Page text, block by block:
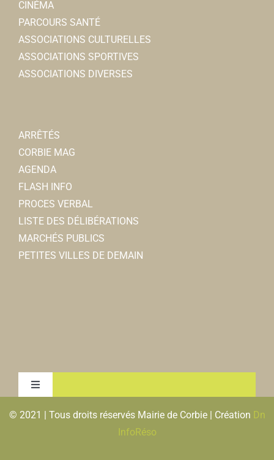
CINÉMA
PARCOURS SANTÉ
ASSOCIATIONS CULTURELLES
ASSOCIATIONS SPORTIVES
ASSOCIATIONS DIVERSES
ARRÊTÉS
CORBIE MAG
AGENDA
FLASH INFO
PROCES VERBAL
LISTE DES DÉLIBÉRATIONS
MARCHÉS PUBLICS
PETITES VILLES DE DEMAIN
Toggle
MENTIONS LEGALES & RGPD
© 2021 | Tous droits réservés Mairie de Corbie | Création Dn
InfoRéso